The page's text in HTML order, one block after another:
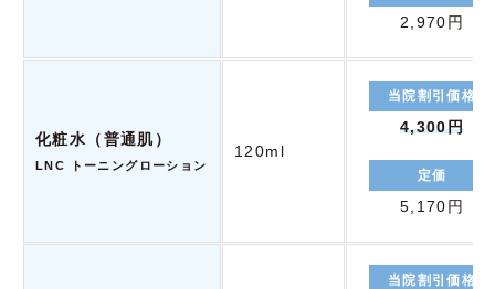
2,970円
化粧水（普通肌）
LNC トーニングローション
120ml
当院割引価格
4,300円
定価
5,170円
当院割引価格